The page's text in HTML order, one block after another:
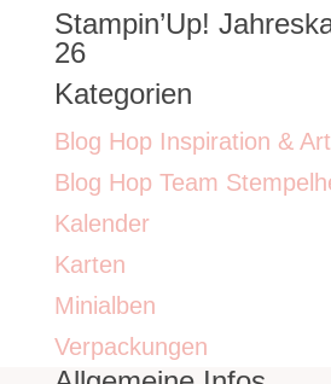
Stampin’Up!
26
Kategorien
Blog Hop Inspiration & Art
Blog Hop Team
Kalender
Karten
Minialben
Verpackungen